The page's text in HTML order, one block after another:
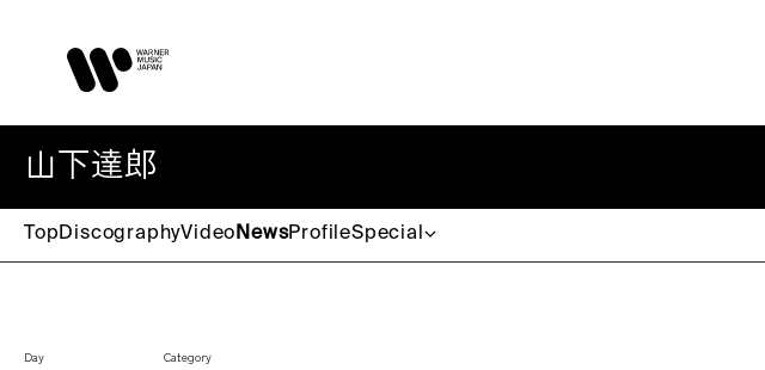
山下達郎
Top DiscographyVideo NewsProfileSpecial
Day Category